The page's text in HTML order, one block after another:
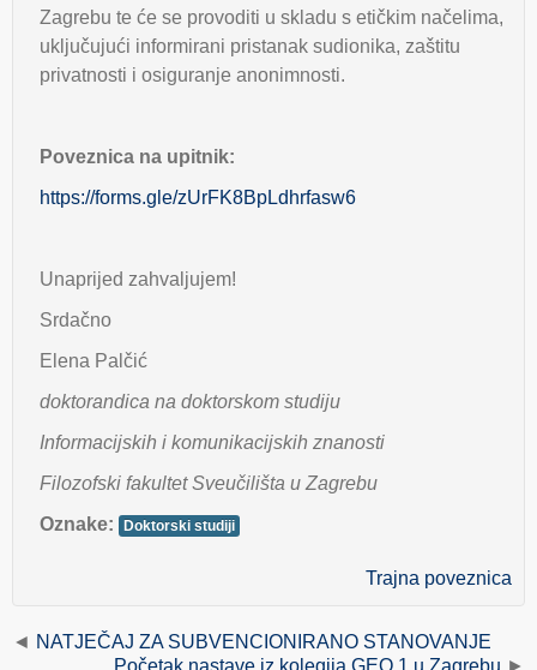
Zagrebu te će se provoditi u skladu s etičkim načelima,
uključujući informirani pristanak sudionika, zaštitu
privatnosti i osiguranje anonimnosti.
Poveznica na upitnik:
https://forms.gle/zUrFK8BpLdhrfasw6
Unaprijed zahvaljujem!
Srdačno
Elena Palčić
doktorandica na doktorskom studiju
Informacijskih i komunikacijskih znanosti
Filozofski fakultet Sveučilišta u Zagrebu
Oznake:
Doktorski studiji
Trajna poveznica
NATJEČAJ ZA SUBVENCIONIRANO STANOVANJE
Početak nastave iz kolegija GEO 1 u Zagrebu